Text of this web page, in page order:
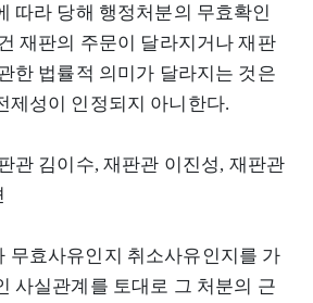
따라 당해 행정처분의 무효확인
재판의 주문이 달라지거나 재판
한 법률적 의미가 달라지는 것은
제성이 인정되지 아니한다.
관 김이수, 재판관 이진성, 재판관
무효사유인지 취소사유인지를 가
사실관계를 토대로 그 처분의 근